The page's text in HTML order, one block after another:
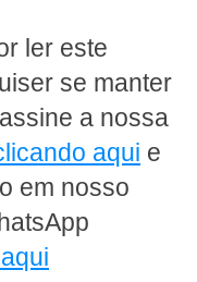
ler este
se manter
a nossa
aqui e
em nosso